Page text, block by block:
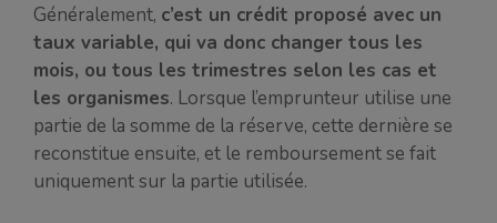
Généralement, c’est un crédit proposé avec un
taux variable, qui va donc changer tous les
mois, ou tous les trimestres selon les cas et
les organismes. Lorsque l’emprunteur utilise une
partie de la somme de la réserve, cette dernière se
reconstitue ensuite, et le remboursement se fait
uniquement sur la partie utilisée.